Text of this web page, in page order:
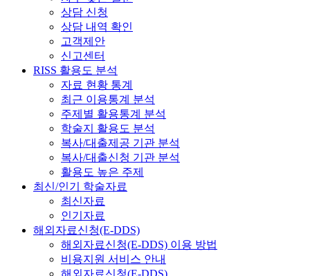
상담 신청
상담 내역 확인
고객제안
신고센터
RISS 활용도 분석
자료 현황 통계
최근 이용통계 분석
주제별 활용통계 분석
학술지 활용도 분석
복사/대출제공 기관 분석
복사/대출신청 기관 분석
활용도 높은 주제
최신/인기 학술자료
최신자료
인기자료
해외자료신청(E-DDS)
해외자료신청(E-DDS) 이용 방법
비용지원 서비스 안내